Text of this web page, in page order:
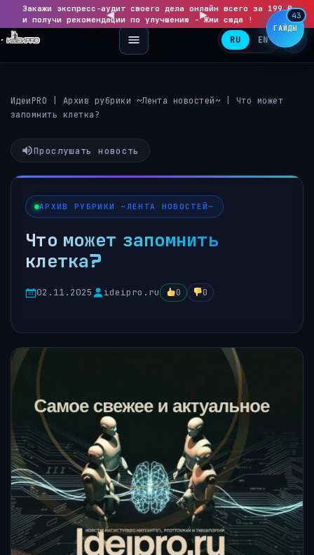
Закажи экспресс-аудит своего дела онлайн всего за 199 ₽
и получи рекомендации по улучшению - Жми сюда !
▶
RU EN
ИдеиPRO Архив рубрики ~Лента новостей~
Что может
запомнить клетка?
Прослушать новость
АРХИВ РУБРИКИ ~ЛЕНТА НОВОСТЕЙ~
Что может запомнить
клетка?
02.11.2025 ideipro.ru 0 0
ГАЙДЫ
43